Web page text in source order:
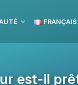
FRANÇAIS
est-il